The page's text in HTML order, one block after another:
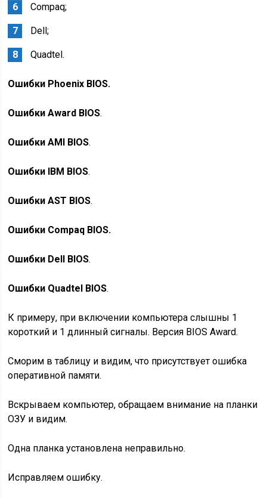
Compaq;
Dell;
Quadtel.
Ошибки Phoenix BIOS.
Ошибки Award BIOS.
Ошибки AMI BIOS.
Ошибки IBM BIOS.
Ошибки AST BIOS.
Ошибки Compaq BIOS.
Ошибки Dell BIOS.
Ошибки Quadtel BIOS.
К примеру, при включении компьютера слышны 1
короткий и 1 длинный сигналы. Версия BIOS Award.
Сморим в таблицу и видим, что присутствует ошибка
оперативной памяти.
Вскрываем компьютер, обращаем внимание на планки
ОЗУ и видим.
Одна планка установлена неправильно.
Исправляем ошибку.